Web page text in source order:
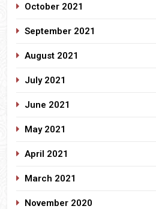
October 2021
September 2021
August 2021
July 2021
June 2021
May 2021
April 2021
March 2021
November 2020